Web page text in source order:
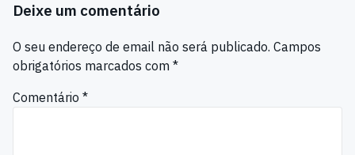
Deixe um comentário
O seu endereço de email não será publicado. Campos
obrigatórios marcados com *
Comentário *